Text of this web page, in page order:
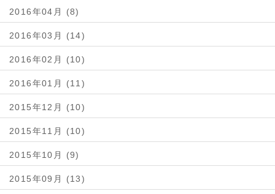
2016年04月 (8)
2016年03月 (14)
2016年02月 (10)
2016年01月 (11)
2015年12月 (10)
2015年11月 (10)
2015年10月 (9)
2015年09月 (13)